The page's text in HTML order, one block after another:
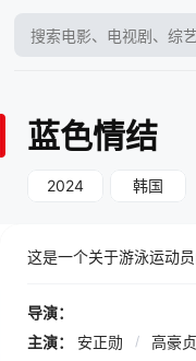
蓝色情结
2024 韩国
这是一个关于游泳运动
导演：
主演：
安正勋 / 高豪贞